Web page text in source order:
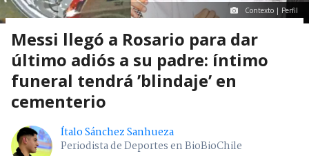
Contexto | Perfil
Messi llegó a Rosario para dar
último adiós a su padre: íntimo
funeral tendrá ’blindaje’ en
cementerio
Ítalo Sánchez Sanhueza
Periodista de Deportes en BioBioChile